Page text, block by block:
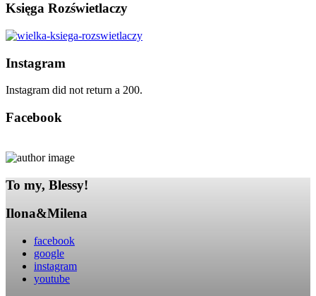
Księga Rozświetlaczy
Instagram
Instagram did not return a 200.
Facebook
To my, Blessy!
Ilona&Milena
facebook
google
instagram
youtube